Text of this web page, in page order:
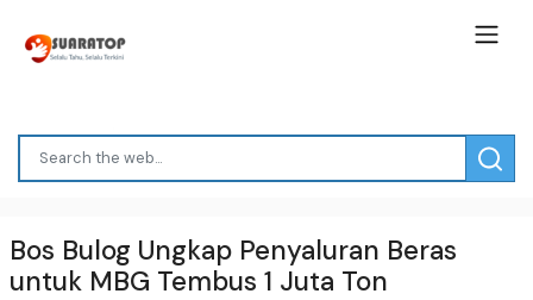
Bos Bulog Ungkap Penyaluran Beras
untuk MBG Tembus 1 Juta Ton